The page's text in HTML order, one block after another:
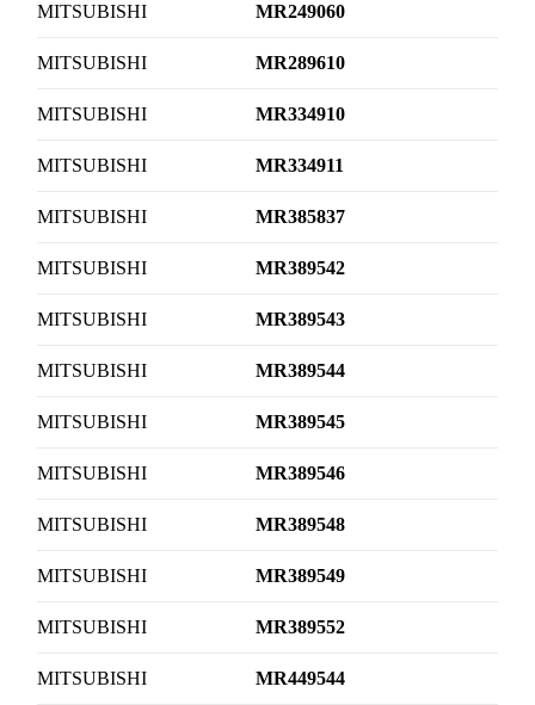
MITSUBISHI MR249060
MITSUBISHI MR289610
MITSUBISHI MR334910
MITSUBISHI MR334911
MITSUBISHI MR385837
MITSUBISHI MR389542
MITSUBISHI MR389543
MITSUBISHI MR389544
MITSUBISHI MR389545
MITSUBISHI MR389546
MITSUBISHI MR389548
MITSUBISHI MR389549
MITSUBISHI MR389552
MITSUBISHI MR449544